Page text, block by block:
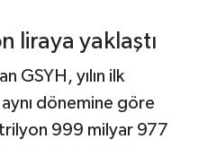
liraya yaklaştı
GSYH, yılın ilk
dönemine göre
999 milyar 977